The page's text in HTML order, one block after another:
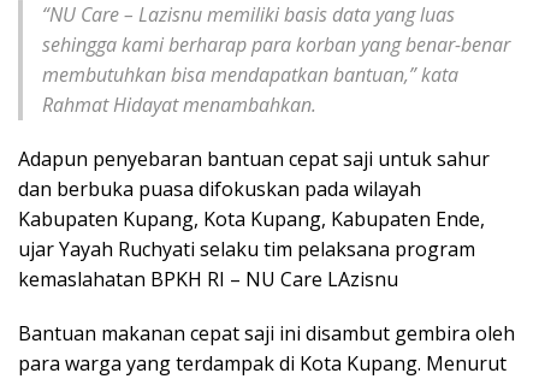
“NU Care – Lazisnu memiliki basis data yang luas
sehingga kami berharap para korban yang benar-benar
membutuhkan bisa mendapatkan bantuan,” kata
Rahmat Hidayat menambahkan.
Adapun penyebaran bantuan cepat saji untuk sahur
dan berbuka puasa difokuskan pada wilayah
Kabupaten Kupang, Kota Kupang, Kabupaten Ende,
ujar Yayah Ruchyati selaku tim pelaksana program
kemaslahatan BPKH RI – NU Care LAzisnu
Bantuan makanan cepat saji ini disambut gembira oleh
para warga yang terdampak di Kota Kupang. Menurut